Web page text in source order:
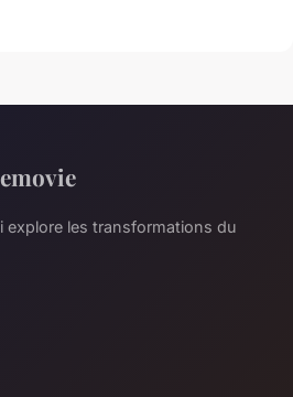
explore les transformations du